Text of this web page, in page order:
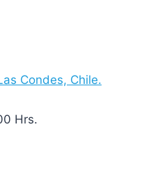
Condes, Chile.
Hrs.